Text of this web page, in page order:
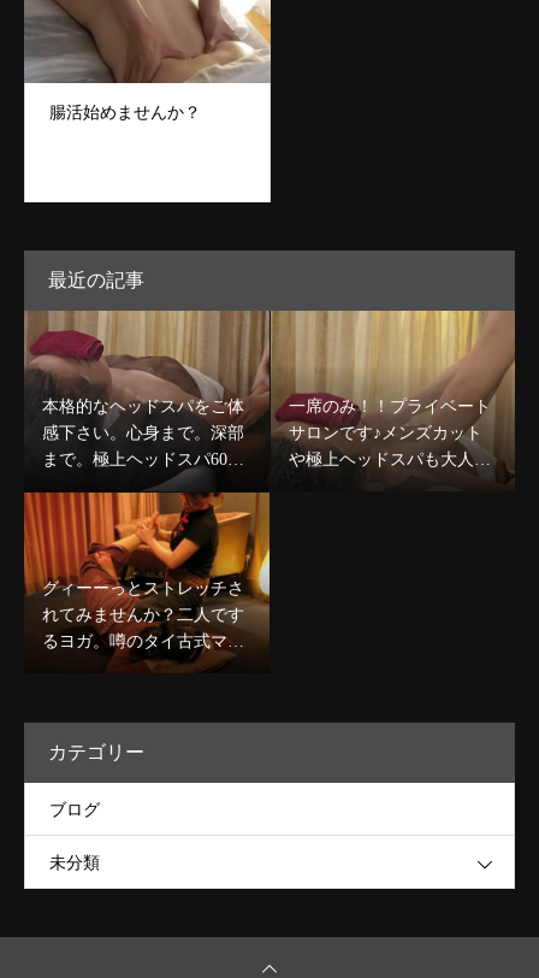
腸活始めませんか？
最近の記事
本格的なヘッドスパをご体
感下さい。心身まで。深部
まで。極上ヘッドスパ60分
コース￥8,980〜デコルテケ
ア込のコースも人気★
一席のみ！！プライベート
サロンです♪メンズカット
や極上ヘッドスパも大人気
グィーーっとストレッチさ
れてみませんか？二人です
るヨガ。噂のタイ古式マッ
サージで心身ほぐしましょ
カテゴリー
ブログ
未分類